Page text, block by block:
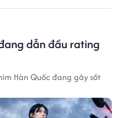
dẫn đầu rating
Hàn Quốc đang gây sốt